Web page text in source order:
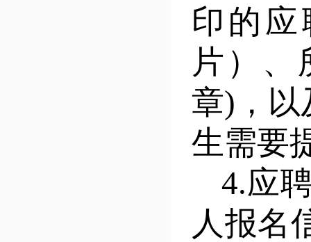
印的
片 ）、
章)，以
生需要
4.应
人报名